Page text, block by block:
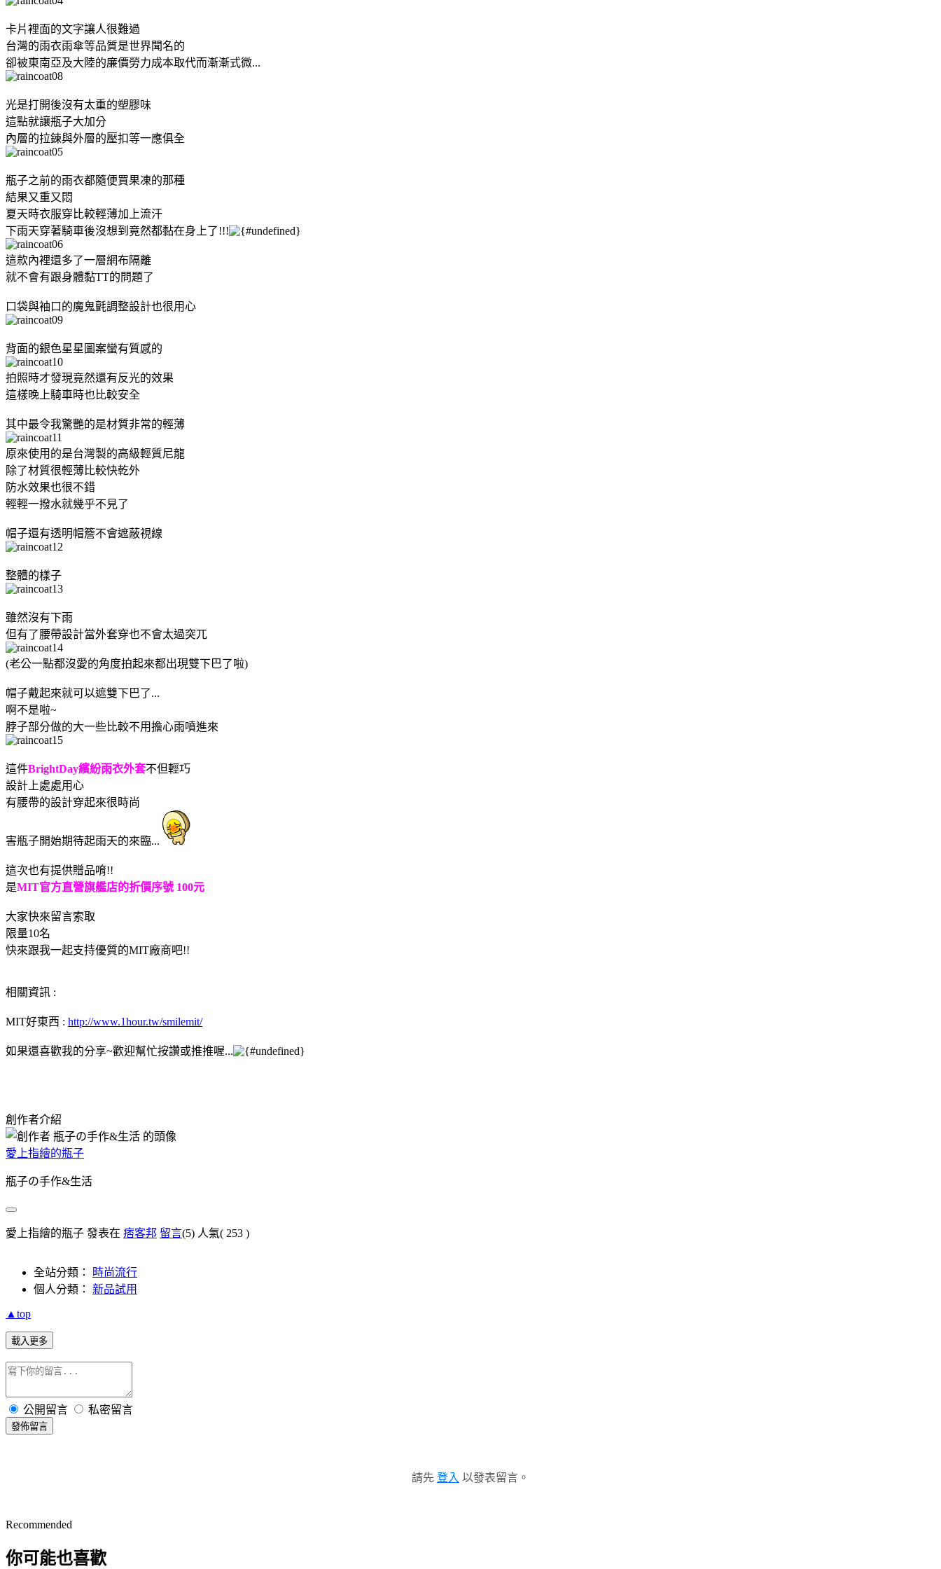
卡片裡面的文字讓人很難過
台灣的雨衣雨傘等品質是世界聞名的
卻被東南亞及大陸的廉價勞力成本取代而漸漸式微...
光是打開後沒有太重的塑膠味
這點就讓瓶子大加分
內層的拉鍊與外層的壓扣等一應俱全
瓶子之前的雨衣都隨便買果凍的那種
結果又重又悶
夏天時衣服穿比較輕薄加上流汗
下雨天穿著騎車後沒想到竟然都黏在身上了!!!
這款內裡還多了一層網布隔離
就不會有跟身體黏TT的問題了
口袋與袖口的魔鬼氈調整設計也很用心
背面的銀色星星圖案蠻有質感的
拍照時才發現竟然還有反光的效果
這樣晚上騎車時也比較安全
其中最令我驚艷的是材質非常的輕薄
原來使用的是台灣製的高級輕質尼龍
除了材質很輕薄比較快乾外
防水效果也很不錯
輕輕一撥水就幾乎不見了
帽子還有透明帽簷不會遮蔽視線
整體的樣子
雖然沒有下雨
但有了腰帶設計當外套穿也不會太過突兀
(老公一點都沒愛的角度拍起來都出現雙下巴了啦)
帽子戴起來就可以遮雙下巴了...
啊不是啦~
脖子部分做的大一些比較不用擔心雨噴進來
這件BrightDay繽紛雨衣外套不但輕巧
設計上處處用心
有腰帶的設計穿起來很時尚
害瓶子開始期待起雨天的來臨...
這次也有提供贈品唷!!
是MIT官方直營旗艦店的折價序號 100元
大家快來留言索取
限量10名
快來跟我一起支持優質的MIT廠商吧!!
相關資訊 :
MIT好東西 : http://www.1hour.tw/smilemit/
如果還喜歡我的分享~歡迎幫忙按讚或推推喔...
創作者介紹
愛上指繪的瓶子
瓶子の手作&生活
愛上指繪的瓶子 發表在 痞客邦 留言(5) 人氣( 253 )
全站分類：
時尚流行
個人分類： 新品試用
▲top
載入更多
公開留言 私密留言
發佈留言
請先 登入 以發表留言。
Recommended
你可能也喜歡